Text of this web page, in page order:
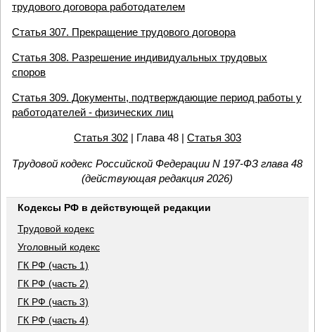
трудового договора работодателем
Статья 307. Прекращение трудового договора
Статья 308. Разрешение индивидуальных трудовых
споров
Статья 309. Документы, подтверждающие период работы у
работодателей - физических лиц
Статья 302| Глава 48 | Статья 303
Трудовой кодекс Российской Федерации N 197-ФЗ глава 48
(действующая редакция 2026)
Кодексы РФ в действующей редакции
Трудовой кодекс
Уголовный кодекс
ГК РФ (часть 1)
ГК РФ (часть 2)
ГК РФ (часть 3)
ГК РФ (часть 4)